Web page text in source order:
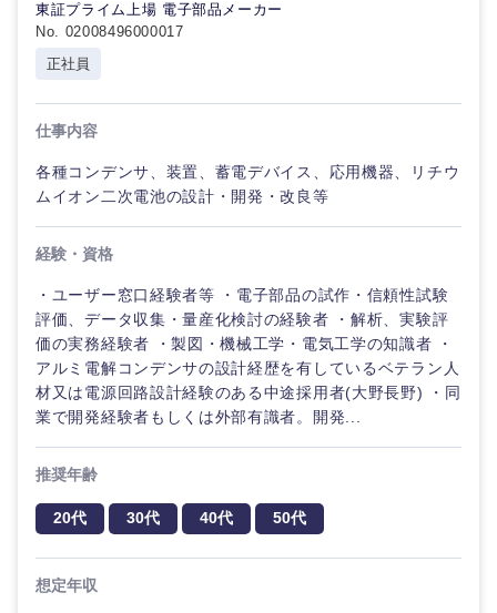
東証プライム上場 電子部品メーカー
No. 02008496000017
正社員
仕事内容
各種コンデンサ、装置、蓄電デバイス、応用機器、リチウ
ムイオン二次電池の設計・開発・改良等
経験・資格
・ユーザー窓口経験者等 ・電子部品の試作・信頼性試験
評価、データ収集・量産化検討の経験者 ・解析、実験評
価の実務経験者 ・製図・機械工学・電気工学の知識者 ・
アルミ電解コンデンサの設計経歴を有しているベテラン人
材又は電源回路設計経験のある中途採用者(大野長野) ・同
業で開発経験者もしくは外部有識者。開発...
推奨年齢
20代 30代 40代 50代
想定年収